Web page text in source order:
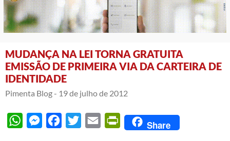
MUDANÇA NA LEI TORNA GRATUITA
EMISSÃO DE PRIMEIRA VIA DA CARTEIRA DE
IDENTIDADE
Pimenta Blog - 19 de julho de 2012
WhatsAppMessengerFacebook
Twitter Email PrintFriendly
Share